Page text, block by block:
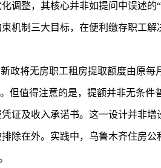
调整，其核心并非如提问中误述
机制三大目标，在便利缴存职工
将无房职工租房提取额度由原每
但值得注意的是，提额并非无条
证及收入承诺书。这一设计并非
除在外。实践中，乌鲁木齐住房